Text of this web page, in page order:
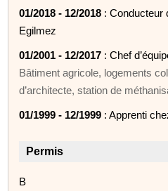
01/2018 - 12/2018 : Conducteur
Egilmez
01/2001 - 12/2017 : Chef
Bâtiment agricole, logements
d’architecte, station de
01/1999 - 12/1999 : Apprenti
Permis
B